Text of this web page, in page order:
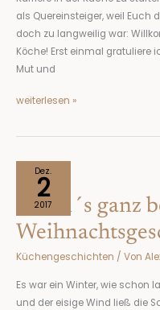
als Quereinsteiger, weil Euch
doch zu langweilig war:
Köche! Erst einmal gratuliere
Mut und
weiterlesen »
Dez.
2
2017
Michi´s ganz
Küchengeschichten / Von
Es war ein Winter, wie schon
und der eisige Wind ließ die
Michi
ganz
besondere
Weihnachtsgeschichte